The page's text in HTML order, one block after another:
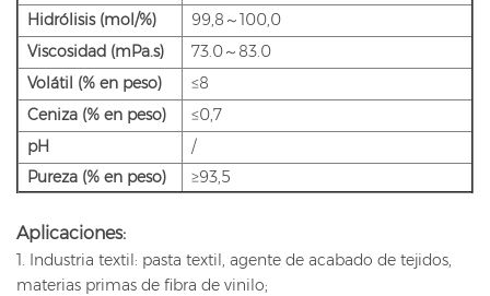
Hidrólisis (mol/%)
99,8～100,0
Viscosidad (mPa.s)
73.0～83.0
Volátil (% en peso)
≤8
Ceniza (% en peso)
≤0,7
pH
/
Pureza (% en peso)
≥93,5
Aplicaciones:
1. Industria textil: pasta textil, agente de acabado de tejidos,
materias primas de fibra de vinilo;